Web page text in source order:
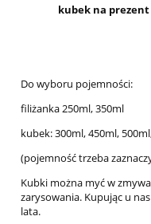
kubek na prezent
Do wyboru pojemności:
filiżanka 250ml, 350ml
kubek: 300ml, 450ml,
(pojemność trzeba
Kubki można myć w
zarysowania. Kupując u
lata.